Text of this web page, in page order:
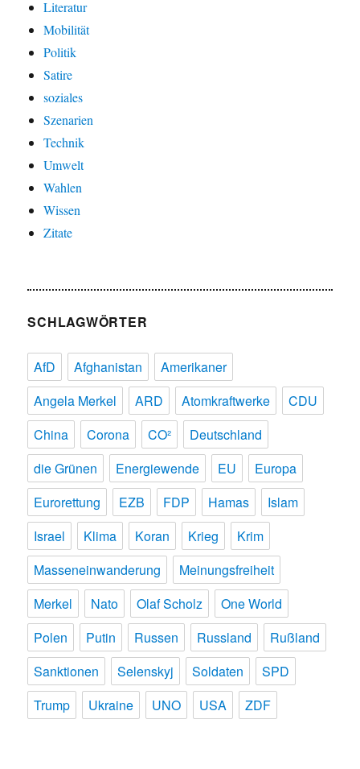
Literatur
Mobilität
Politik
Satire
soziales
Szenarien
Technik
Umwelt
Wahlen
Wissen
Zitate
SCHLAGWÖRTER
AfD Afghanistan
Amerikaner
Angela Merkel
ARD Atomkraftwerke
CDU
China
Corona CO²
Deutschland
die Grünen
Energiewende EU
Europa
Eurorettung
EZB FDP Hamas
Islam
Israel
Klima Koran Krieg
Krim
Masseneinwanderung
Meinungsfreiheit
Merkel
Nato Olaf Scholz
One World
Polen
Putin Russen Russland
Rußland
Sanktionen
Selenskyj Soldaten
SPD
Trump
Ukraine UNO USA ZDF